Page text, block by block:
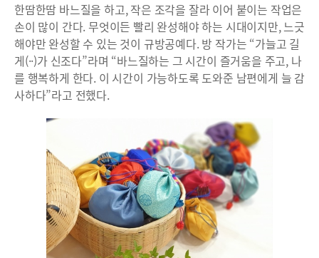
한땀한땀 바느질을 하고, 작은 조각을 잘라 이어 붙이는 작업은
손이 많이 간다. 무엇이든 빨리 완성해야 하는 시대이지만, 느긋
해야만 완성할 수 있는 것이 규방공예다. 방 작가는 “가늘고 길
게(··)가 신조다”라며 “바느질하는 그 시간이 즐거움을 주고, 나
를 행복하게 한다. 이 시간이 가능하도록 도와준 남편에게 늘 감
사하다”라고 전했다.